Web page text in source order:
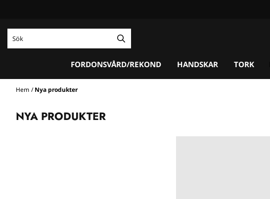
FORDONSVÅRD/REKOND HANDSKAR TORK
Hem /Nya produkter
NYA PRODUKTER